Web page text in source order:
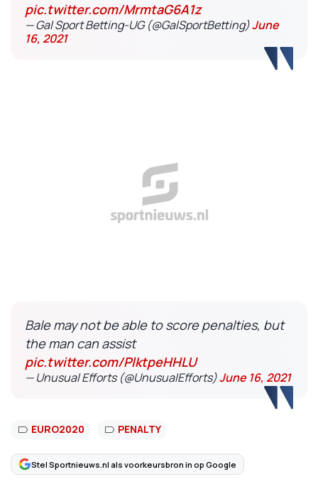
pic.twitter.com/MrmtaG6A1z
— Gal Sport Betting-UG (@GalSportBetting)June
16, 2021
Bale may not be able to score penalties, but
the man can assist
pic.twitter.com/PlktpeHHLU
— Unusual Efforts (@UnusualEfforts)June 16, 2021
EURO2020 PENALTY
Stel Sportnieuws.nl als voorkeursbron in op Google